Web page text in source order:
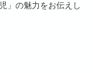
」の魅力をお伝えし